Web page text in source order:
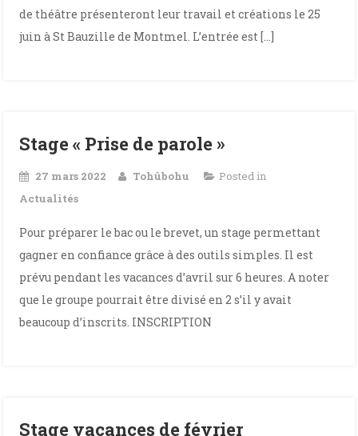
de théâtre présenteront leur travail et créations le 25
juin à St Bauzille de Montmel. L’entrée est […]
Stage « Prise de parole »
27 mars 2022 Tohûbohu
Posted in
Actualités
Pour préparer le bac ou le brevet, un stage permettant
gagner en confiance grâce à des outils simples. Il est
prévu pendant les vacances d’avril sur 6 heures. A noter
que le groupe pourrait être divisé en 2 s’il y avait
beaucoup d’inscrits. INSCRIPTION
Stage vacances de février